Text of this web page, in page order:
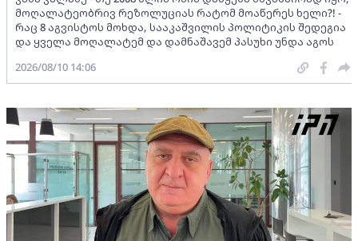
მოღალატეობრივ რეზოლუციას რატომ მოაწერეს ხელი?! -
რაც 8 აგვისტოს მოხდა, სააკაშვილის პოლიტიკის შედეგია
და ყველა მოღალატემ და დამნაშავემ პასუხი უნდა აგოს
2026/08/10 14:06